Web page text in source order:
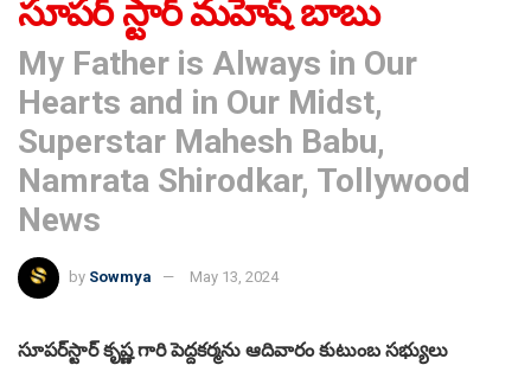
సూపర్ స్టార్ మహేష్ బాబు
My Father is Always in Our
Hearts and in Our Midst,
Superstar Mahesh Babu,
Namrata Shirodkar, Tollywood
News
by Sowmya May 13, 2024
సూపర్‌స్టార్‌ కృష్ణ గారి పెద్దకర్మను ఆదివారం కుటుంబ సభ్యులు